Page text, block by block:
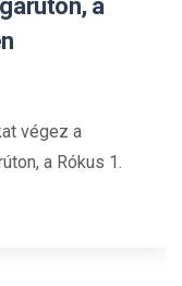
a
végez a
a Rókus 1.